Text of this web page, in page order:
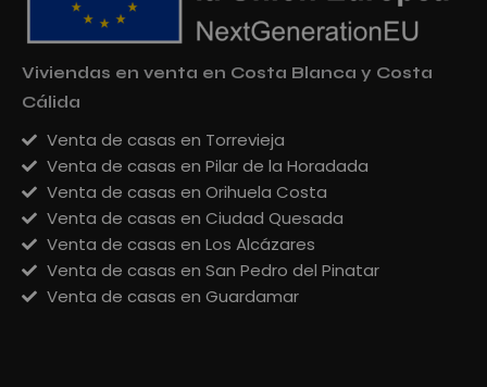
Viviendas en venta en Costa Blanca y Costa
Cálida
Venta de casas en Torrevieja
Venta de casas en Pilar de la Horadada
Venta de casas en Orihuela Costa
Venta de casas en Ciudad Quesada
Venta de casas en Los Alcázares
Venta de casas en San Pedro del Pinatar
Venta de casas en Guardamar